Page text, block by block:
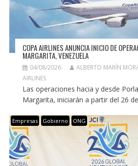
COPA AIRLINES ANUNCIA INICIO DE
MARGARITA, VENEZUELA
04/08/2026 ALBERTO MARÍN
AIRLINES
Las operaciones hacia y desde
Margarita, iniciarán a partir del 26
Empresas Gobierno ONG